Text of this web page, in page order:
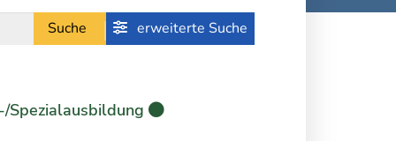
Suche erweiterte Suche
Spezialausbildung